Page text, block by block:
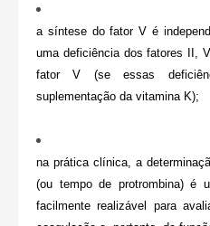
a síntese do fator V é
uma deficiência dos fatores II,
fator V (se essas
suplementação da vitamina K);
na prática clínica, a
(ou tempo de protrombina) é
facilmente realizável para